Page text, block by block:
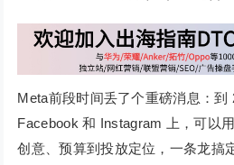
Meta前段时间丢了个重磅消息：到
Facebook 和 Instagram 上，可以
创意、预算到投放定位，一条龙搞